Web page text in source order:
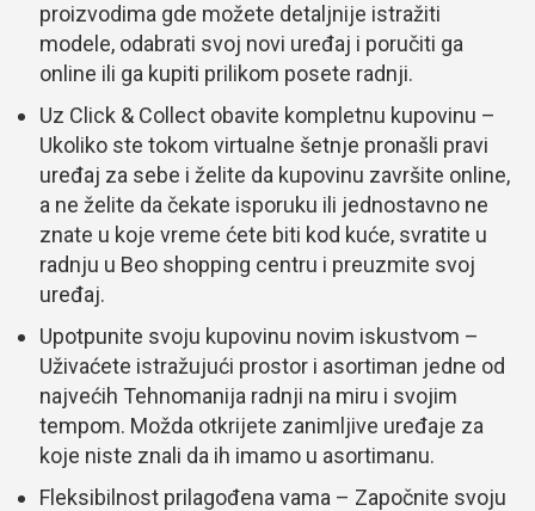
proizvodima gde možete detaljnije istražiti
modele, odabrati svoj novi uređaj i poručiti ga
online ili ga kupiti prilikom posete radnji.
Uz Click & Collect obavite kompletnu kupovinu –
Ukoliko ste tokom virtualne šetnje pronašli pravi
uređaj za sebe i želite da kupovinu završite online,
a ne želite da čekate isporuku ili jednostavno ne
znate u koje vreme ćete biti kod kuće, svratite u
radnju u Beo shopping centru i preuzmite svoj
uređaj.
Upotpunite svoju kupovinu novim iskustvom –
Uživaćete istražujući prostor i asortiman jedne od
najvećih Tehnomanija radnji na miru i svojim
tempom. Možda otkrijete zanimljive uređaje za
koje niste znali da ih imamo u asortimanu.
Fleksibilnost prilagođena vama – Započnite svoju